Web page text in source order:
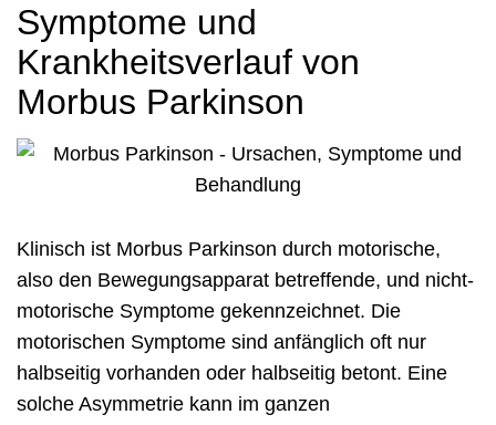
Symptome und
Krankheitsverlauf von
Morbus Parkinson
Klinisch ist Morbus Parkinson durch motorische,
also den Bewegungsapparat betreffende, und nicht-
motorische Symptome gekennzeichnet. Die
motorischen Symptome sind anfänglich oft nur
halbseitig vorhanden oder halbseitig betont. Eine
solche Asymmetrie kann im ganzen